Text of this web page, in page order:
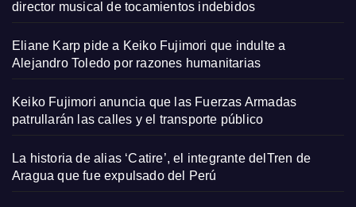
director musical de tocamientos indebidos
Eliane Karp pide a Keiko Fujimori que indulte a
Alejandro Toledo por razones humanitarias
Keiko Fujimori anuncia que las Fuerzas Armadas
patrullarán las calles y el transporte público
La historia de alias ‘Catire’, el integrante delTren de
Aragua que fue expulsado del Perú